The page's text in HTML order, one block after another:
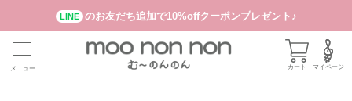
LINE のお友だち追加で10%offクーポンプレゼント♪
カート マイページ
メニュー